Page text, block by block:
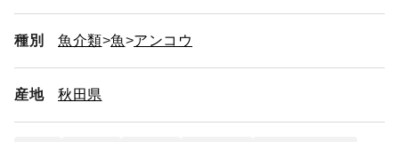
種別 魚介類 魚 アンコウ
産地 秋田県